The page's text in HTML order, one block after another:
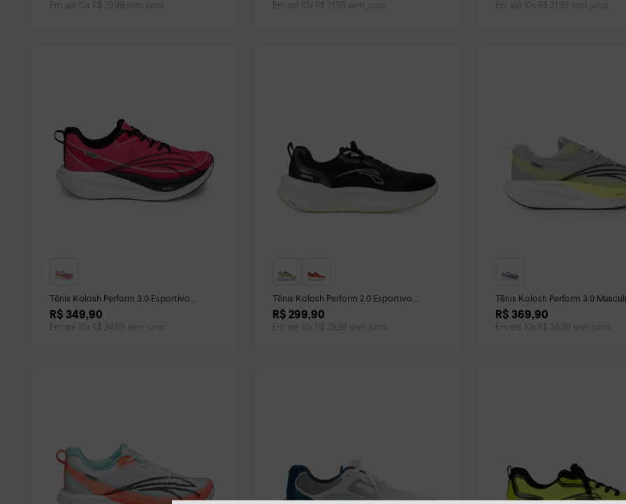
Em até 10 x R$ 29,99 sem juros Em até 10 x R$ 31 ,99 sem juros Em até 10 x R$ 31 ,99 sem juros
Tênis Kolosh Perform 3.0 Esportivo
Feminino Rosa
R$ 349,90
Em até 10 x R$ 34 ,99 sem juros
Tênis Kolosh Perform 2.0 Esportivo
Feminino Preto
R$ 299,90
Em até 10 x R$ 29,99 sem juros
Tênis Kolosh Perform 3.0
R$ 369,90
Em até 10 x R$ 36,99 sem juros